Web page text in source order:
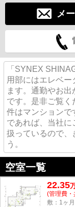
メ
「SYNEX
用部にはエレベー
ます。通勤やお
です。是非ご覧
件はマンションで
であれば、当社に
扱っているので、
う。
空室一覧
22.35
(管理費
敷：1ヶ